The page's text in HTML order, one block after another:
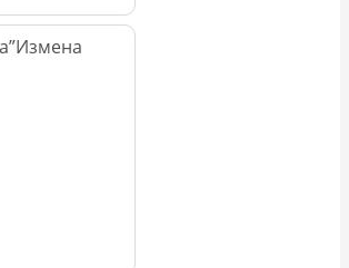
Измена